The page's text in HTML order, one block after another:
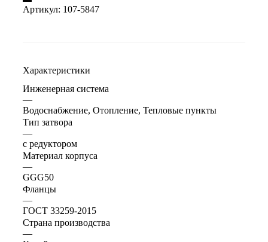
Артикул: 107-5847
Характеристики
Инженерная система
—
Водоснабжение, Отопление, Тепловые пункты
Тип затвора
—
с редуктором
Материал корпуса
—
GGG50
Фланцы
—
ГОСТ 33259-2015
Страна производства
—